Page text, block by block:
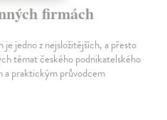
firmách
jedno z nejsložitějších, a přesto
témat českého podnikatelského
a praktickým průvodcem